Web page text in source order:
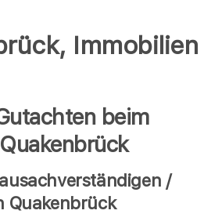
Immobilien
beim
/
Quakenbrück